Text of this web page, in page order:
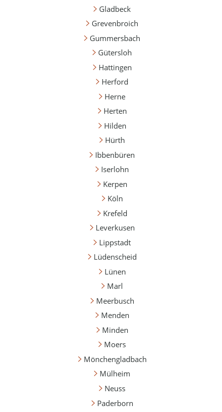
Gladbeck
Grevenbroich
Gummersbach
Gütersloh
Hattingen
Herford
Herne
Herten
Hilden
Hürth
Ibbenbüren
Iserlohn
Kerpen
Köln
Krefeld
Leverkusen
Lippstadt
Lüdenscheid
Lünen
Marl
Meerbusch
Menden
Minden
Moers
Mönchengladbach
Mülheim
Neuss
Paderborn